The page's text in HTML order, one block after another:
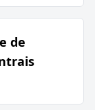
de